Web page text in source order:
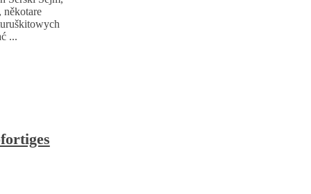
někotare
...